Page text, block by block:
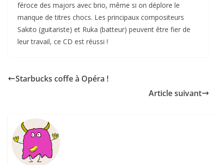
féroce des majors avec brio, même si on déplore le
manque de titres chocs. Les principaux compositeurs
Sakito (guitariste) et Ruka (batteur) peuvent être fier de
leur travail, ce CD est réussi !
Starbucks coffe à Opéra !
Article suivant